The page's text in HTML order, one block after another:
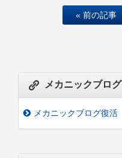
« 前の記事
メカニックブログ
メカニックブログ復活